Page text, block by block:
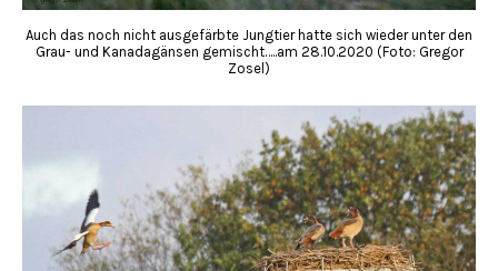
Auch das noch nicht ausgefärbte Jungtier hatte sich wieder unter den
Grau- und Kanadagänsen gemischt…..am 28.10.2020 (Foto: Gregor
Zosel)